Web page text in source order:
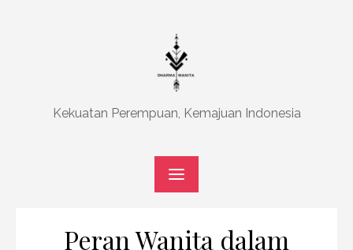
Kekuatan Perempuan, Kemajuan Indonesia
Peran Wanita dalam